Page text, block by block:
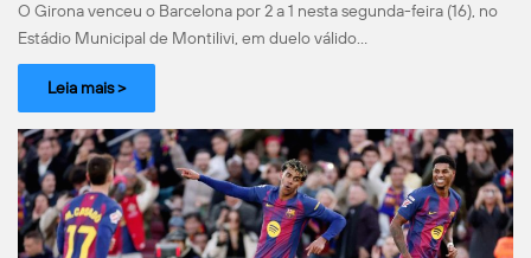
O Girona venceu o Barcelona por 2 a 1 nesta segunda-feira (16), no
Estádio Municipal de Montilivi, em duelo válido…
Leia mais >